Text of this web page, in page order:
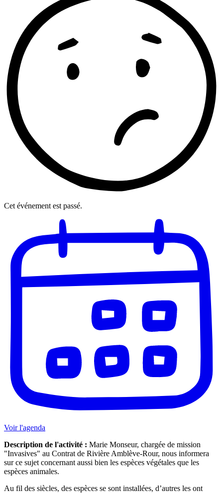
Cet événement est passé.
Voir l'agenda
Description de l'activité : Marie Monseur, chargée de mission
"Invasives" au Contrat de Rivière Amblève-Rour, nous informera
sur ce sujet concernant aussi bien les espèces végétales que les
espèces animales.
Au fil des siècles, des espèces se sont installées, d’autres les ont